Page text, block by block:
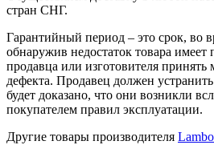
стран СНГ.
Гарантийный период – это срок, во
обнаружив недостаток товара имеет
продавца или изготовителя
дефекта. Продавец должен
будет доказано, что они возникли
покупателем правил эксплуатации.
Другие товары производителя